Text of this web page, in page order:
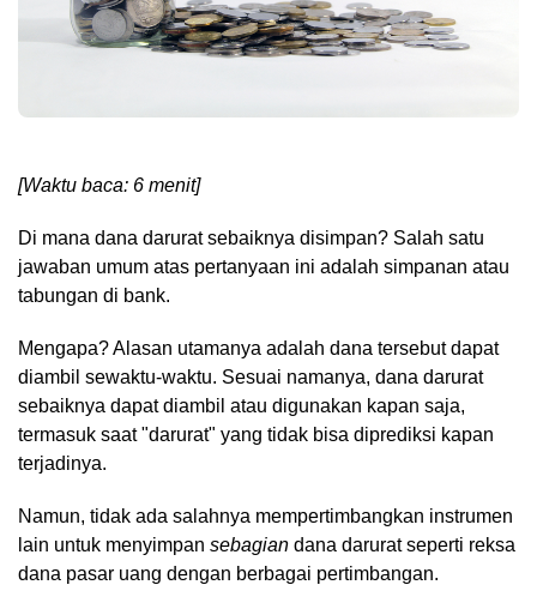
[Waktu baca: 6 menit]
Di mana dana darurat sebaiknya disimpan? Salah satu
jawaban umum atas pertanyaan ini adalah simpanan atau
tabungan di bank.
Mengapa? Alasan utamanya adalah dana tersebut dapat
diambil sewaktu-waktu. Sesuai namanya, dana darurat
sebaiknya dapat diambil atau digunakan kapan saja,
termasuk saat "darurat" yang tidak bisa diprediksi kapan
terjadinya.
Namun, tidak ada salahnya mempertimbangkan instrumen
lain untuk menyimpan sebagian dana darurat seperti reksa
dana pasar uang dengan berbagai pertimbangan.